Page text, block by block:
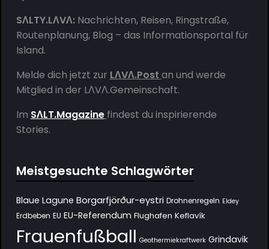
SΛLTY.LΛVΛ:Nachrichten, Reisen, Ringstraße,
Routenplanung, Blog – das Informationsportal für
Island.
Melde dich jetzt zur LΛVΛ.Post an und werde
Mitglied in der LΛVΛ.Gemeinschaft.
Im SΛLT.Magazine findest du inspirierende
Stories.
Meistgesuchte Schlagwörter
Blaue Lagune Borgarfjörður-eystri Drohnenregeln Eldey
Erdbeben EU EU-Referendum Flughafen Keflavík
Frauenfußball Geothermiekraftwerk Grindavik